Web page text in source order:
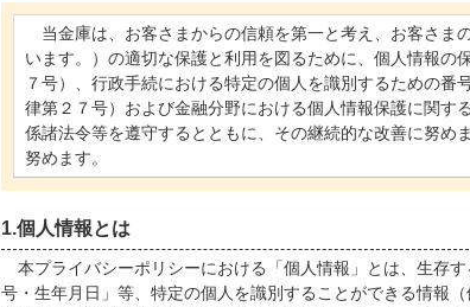
当金庫は、お客さまからの信頼を第一と考え、お客さま
います。）の適切な保護と利用を図るために、個人情報の
７号）、行政手続における特定の個人を識別するための
律第２７号）および金融分野における個人情報保護に関す
係諸法令等を遵守するとともに、その継続的な改善に努め
努めます。
1.個人情報とは
本プライバシーポリシーにおける「個人情報」とは、生存
号・生年月日」等、特定の個人を識別することができる情報